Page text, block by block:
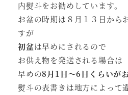
内熨斗をお勧めしています。
お盆の時期は８月１３日から
すが
初盆は早めにされるので
お供え物を発送される場合は
早めの8月1日～6日くらいが
熨斗の表書きは地方によって